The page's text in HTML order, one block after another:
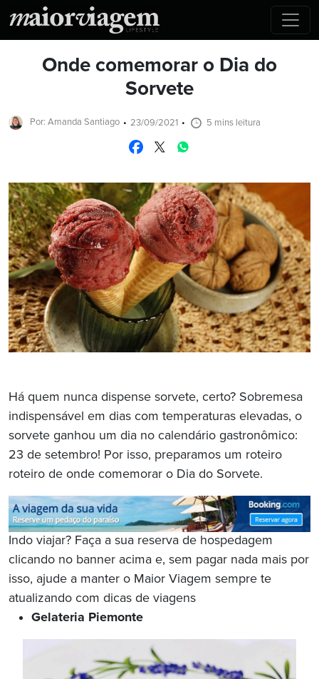
Onde comemorar o Dia do
Sorvete
Por: Amanda Santiago 23/09/2021 5 mins leitura
Há quem nunca dispense sorvete, certo? Sobremesa
indispensável em dias com temperaturas elevadas, o
sorvete ganhou um dia no calendário gastronômico:
23 de setembro! Por isso, preparamos um roteiro
roteiro de onde comemorar o Dia do Sorvete.
Indo viajar? Faça a sua reserva de hospedagem
clicando no banner acima e, sem pagar nada mais por
isso, ajude a manter o Maior Viagem sempre te
atualizando com dicas de viagens
Gelateria Piemonte